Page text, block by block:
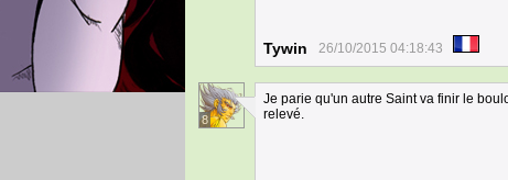
Tywin 26/10/2015 04:18:43
8
Je parie qu'un autre Saint va finir le
relevé.